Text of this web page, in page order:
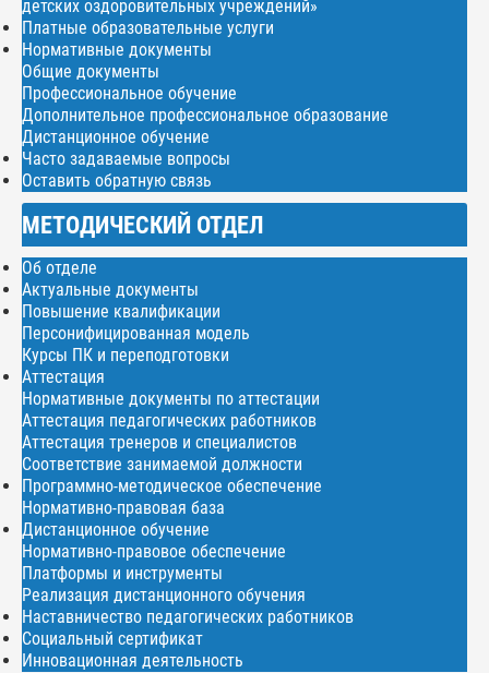
детских оздоровительных учреждений»
Платные образовательные услуги
Нормативные документы
Общие документы
Профессиональное обучение
Дополнительное профессиональное образование
Дистанционное обучение
Часто задаваемые вопросы
Оставить обратную связь
МЕТОДИЧЕСКИЙ ОТДЕЛ
Об отделе
Актуальные документы
Повышение квалификации
Персонифицированная модель
Курсы ПК и переподготовки
Аттестация
Нормативные документы по аттестации
Аттестация педагогических работников
Аттестация тренеров и специалистов
Соответствие занимаемой должности
Программно-методическое обеспечение
Нормативно-правовая база
Дистанционное обучение
Нормативно-правовое обеспечение
Платформы и инструменты
Реализация дистанционного обучения
Наставничество педагогических работников
Социальный сертификат
Инновационная деятельность